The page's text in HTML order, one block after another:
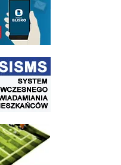
ostrzegania mieszkańców SISMS
Orliki